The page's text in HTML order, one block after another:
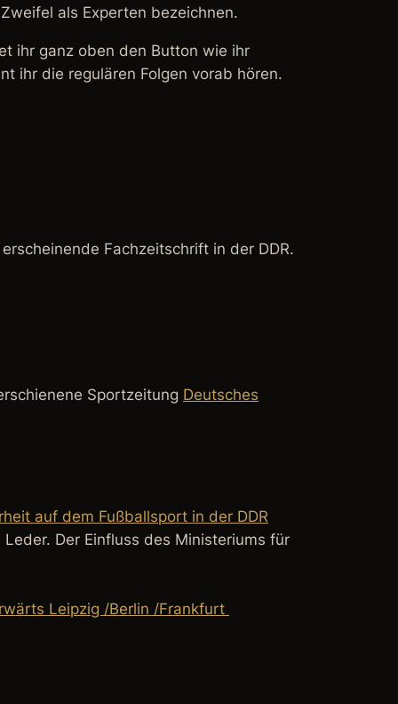
als Experten bezeichnen.
ihr ganz oben den Button wie ihr
ihr die regulären Folgen vorab hören.
Fachzeitschrift in der DDR.
Sportzeitung Deutsches
auf dem Fußballsport in der DDR
Der Einfluss des Ministeriums für
Leipzig /Berlin /Frankfurt